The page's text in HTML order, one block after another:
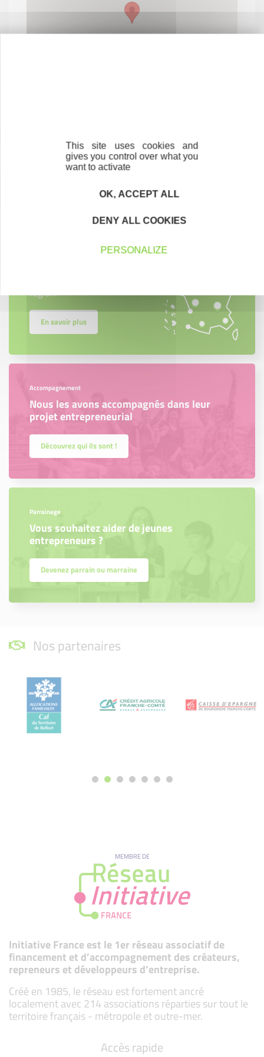
Trouvez à qui vous adresser
région.
En savoir plus
Accompagnement
Nous les avons accompagnés dans leur
projet entrepreneurial
Découvrez qui ils sont !
Parrainage
Vous souhaitez aider de jeunes
entrepreneurs ?
Devenez parrain ou marraine
Nos partenaires
MEMBRE DE
Initiative France est le 1er réseau associatif de
financement et d’accompagnement des créateurs,
repreneurs et développeurs d’entreprise.
Créé en 1985, le réseau est fortement ancré
localement avec 214 associations réparties sur tout le
territoire français - métropole et outre-mer.
Accès rapide
This site uses cookies and
gives you control over what you
want to activate
OK, ACCEPT ALL
DENY ALL COOKIES
PERSONALIZE